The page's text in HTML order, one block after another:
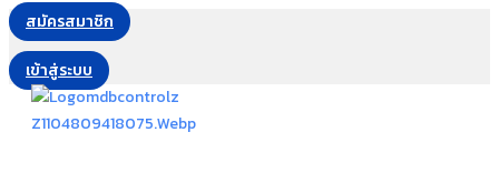
สมัครสมาชิก
เข้าสู่ระบบ